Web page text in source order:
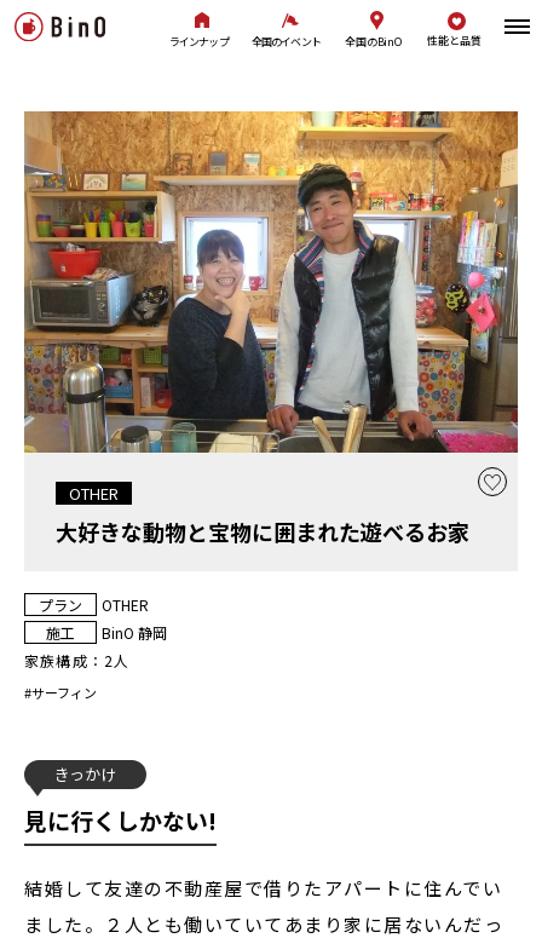
ラインナップ 全国のイベント 全国のBinO 性能と品質
OTHER
大好きな動物と宝物に囲まれた遊べるお家
プラン
OTHER
施工
BinO 静岡
家族構成： 2人
#サーフィン
きっかけ
見に行くしかない!
結婚して友達の不動産屋で借りたアパートに住んでい
ました。２人とも働いていてあまり家に居ないんだっ